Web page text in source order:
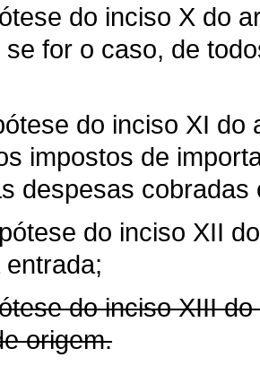
do inciso X do
for o caso, de
do inciso XI do
impostos de
despesas
do inciso XII
do inciso XIII
origem.